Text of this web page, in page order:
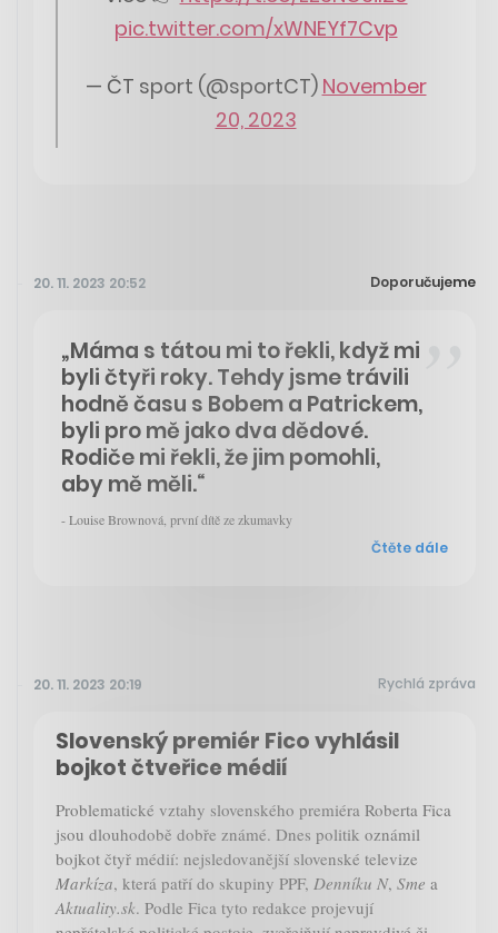
pic.twitter.com/xWNEYf7Cvp
— ČT sport (@sportCT) November
20, 2023
20. 11. 2023 20:52 Doporučujeme
„Máma s tátou mi to řekli, když mi
byli čtyři roky. Tehdy jsme trávili
hodně času s Bobem a Patrickem,
byli pro mě jako dva dědové.
Rodiče mi řekli, že jim pomohli,
aby mě měli.“
- Louise Brownová, první dítě ze zkumavky
Čtěte dále
20. 11. 2023 20:19 Rychlá zpráva
Slovenský premiér Fico vyhlásil
bojkot čtveřice médií
Problematické vztahy slovenského premiéra Roberta Fica
jsou dlouhodobě dobře známé. Dnes politik oznámil
bojkot čtyř médií: nejsledovanější slovenské televize
Markíza, která patří do skupiny PPF, Denníku N, Sme a
Aktuality.sk. Podle Fica tyto redakce projevují